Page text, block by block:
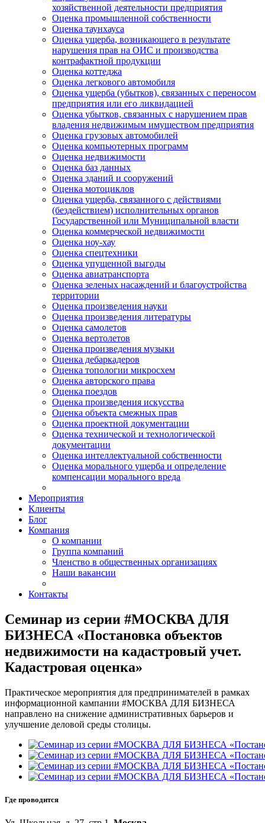
хозяйственной деятельности предприятия
Оценка промышленной собственности
Оценка таунхауса
Оценка ущерба, возникающего в результате
нарушения прав на ОИС и производства
контрафактной продукции
Оценка коттеджа
Оценка легкового автомобиля
Оценка ущерба (убытков), связанных с переносом
предприятия или его ликвидацией
Оценка убытков, связанных с нарушением прав
владения недвижимым имуществом предприятия
Оценка грузовых автомобилей
Оценка компьютерных программ
Оценка недвижимости
Оценка баз данных
Оценка зданий и сооружений
Оценка мотоциклов
Оценка ущерба, связанного с действиями
(бездействием) исполнительных органов
Государственной или Муниципальной власти
Оценка коммерческой недвижимости
Оценка ноу-хау
Оценка спецтехники
Оценка упущенной выгоды
Оценка авиатранспорта
Оценка зеленых насаждений и благоустройства
территории
Оценка произведения науки
Оценка произведения литературы
Оценка самолетов
Оценка вертолетов
Оценка произведения музыки
Оценка дебаркадеров
Оценка топологии микросхем
Оценка авторского права
Оценка поездов
Оценка произведения искусства
Оценка объекта смежных прав
Оценка проектной документации
Оценка технической и технологической
документации
Оценка интеллектуальной собственности
Оценка морального ущерба и определение
компенсации морального вреда
Мероприятия
Клиенты
Блог
Компания
О компании
Группа компаний
Членство в общественных организациях
Наши вакансии
Контакты
Семинар из серии #МОСКВА ДЛЯ
БИЗНЕСА «Постановка объектов
недвижимости на кадастровый учет.
Кадастровая оценка»
Практическое мероприятия для предпринимателей в рамках
информационной кампании #МОСКВА ДЛЯ БИЗНЕСА
направлено на снижение административных барьеров и
улучшение деловой среды столицы.
Где проводится